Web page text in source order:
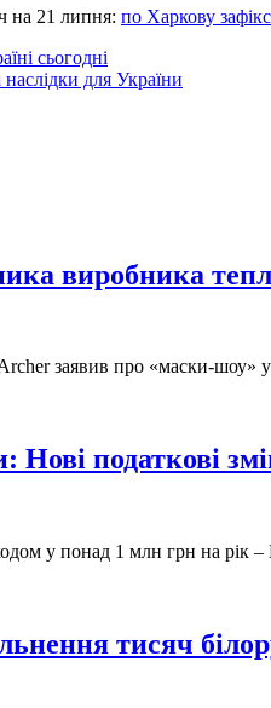
на 21 липня: по Харкову
сьогодні
для України
виробника
заявив про «маски-шоу»
податкові
у понад 1 млн грн на
тисяч